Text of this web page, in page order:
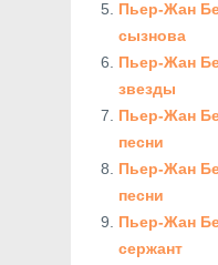
Пьер-Жан
сызнова
Пьер-Жан
звезды
Пьер-Жан
песни
Пьер-Жан
песни
Пьер-Жан
сержант